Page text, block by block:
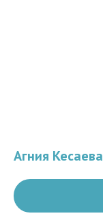
Агния Кесаева